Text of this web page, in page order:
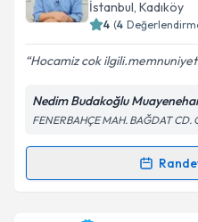
Kişisel verilerimin
Metni'ni okudum
kapsamda
İstanbul, Kadıköy
4 (4
Hocamiz cok
Nedim Budakoğlu
FENERBAHÇE MAH. BAĞDAT
Randevu Takvimi